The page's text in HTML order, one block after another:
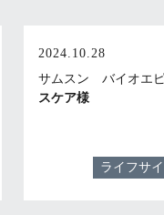
2024.10.28
サムスン バイオエ
スケア様
ライフサ